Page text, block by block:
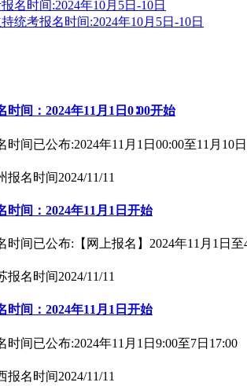
名时间:2024年10月5日-10日
统考报名时间:2024年10月5日-10日
间：2024年11月1日0∶00开始
间已公布:2024年11月1日00:00至11月10
报名时间2024/11/11
时间：2024年11月1日开始
时间已公布:【网上报名】2024年11月1日
报名时间2024/11/11
时间：2024年11月1日开始
间已公布:2024年11月1日9:00至7日17:00
报名时间2024/11/11